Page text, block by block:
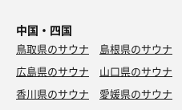
中国・四国
鳥取県のサウナ 島根県のサウナ
広島県のサウナ
山口県のサウナ
香川県のサウナ
愛媛県のサウナ